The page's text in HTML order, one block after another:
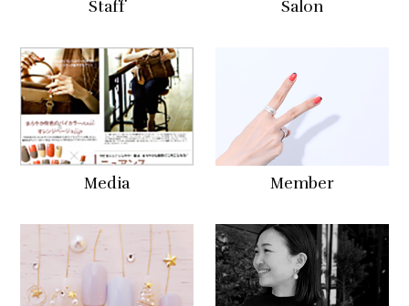
Staff Salon
Media Member